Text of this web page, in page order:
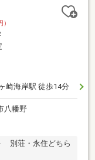
崎海岸駅 徒歩14分
八幡野
別荘・永住どちら